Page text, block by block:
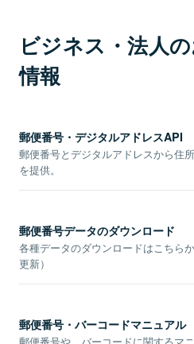
ビジネス・法人
情報
郵便番号・デジタルアドレスAPI
郵便番号とデジタルアドレスから住
を提供。
郵便番号データのダウンロード
各種データのダウンロードはこちら
更新）
郵便番号・バーコードマニュアル